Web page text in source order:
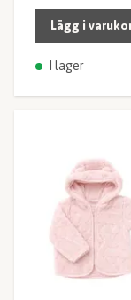
Lägg i
I lager